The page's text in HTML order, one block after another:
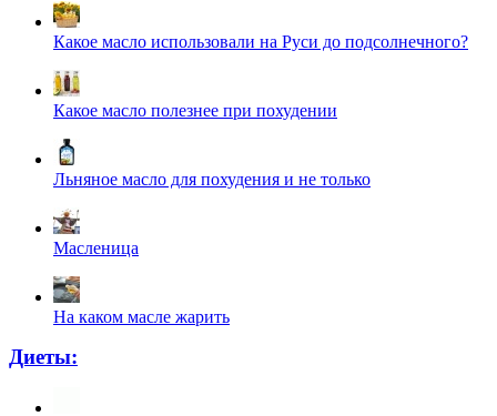
Какое масло использовали на Руси до подсолнечного?
Какое масло полезнее при похудении
Льняное масло для похудения и не только
Масленица
На каком масле жарить
Диеты: